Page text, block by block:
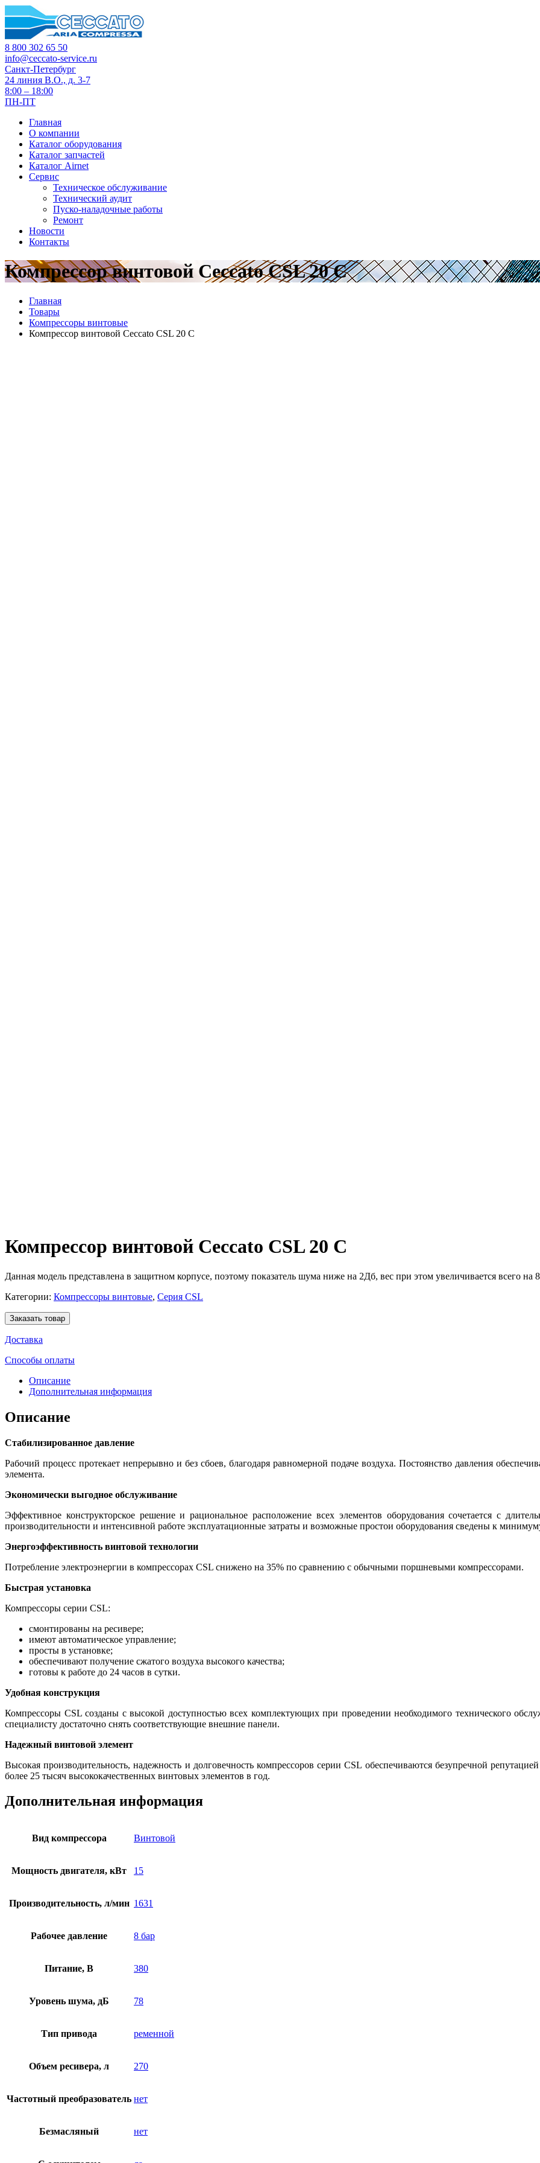
8 800 302 65 50
info@ceccato-service.ru
Санкт-Петербург
24 линия В.О., д. 3-7
8:00 – 18:00
ПН-ПТ
Главная
О компании
Каталог оборудования
Каталог запчастей
Каталог Airnet
Сервис
Техническое обслуживание
Технический аудит
Пуско-наладочные работы
Ремонт
Новости
Контакты
Компрессор винтовой Ceccato CSL 20 C
Главная
Товары
Компрессоры винтовые
Компрессор винтовой Ceccato CSL 20 C
Компрессор винтовой Ceccato CSL 20 C
Данная модель представлена в защитном корпусе, поэтому показатель шума ниже на 2Дб, вес при этом увеличивается всего на
Категории: Компрессоры винтовые, Серия CSL
Заказать товар
Доставка
Способы оплаты
Описание
Дополнительная информация
Описание
Стабилизированное давление
Рабочий процесс протекает непрерывно и без сбоев, благодаря равномерной подаче воздуха. Постоянство давления
элемента.
Экономически выгодное обслуживание
Эффективное конструкторское решение и рациональное расположение всех элементов оборудования сочетается с
производительности и интенсивной работе эксплуатационные затраты и возможные простои оборудования сведены к
Энергоэффективность винтовой технологии
Потребление электроэнергии в компрессорах CSL снижено на 35% по сравнению с обычными поршневыми компрессорами.
Быстрая установка
Компрессоры серии CSL:
смонтированы на ресивере;
имеют автоматическое управление;
просты в установке;
обеспечивают получение сжатого воздуха высокого качества;
готовы к работе до 24 часов в сутки.
Удобная конструкция
Компрессоры CSL созданы с высокой доступностью всех комплектующих при проведении необходимого технического
специалисту достаточно снять соответствующие внешние панели.
Надежный винтовой элемент
Высокая производительность, надежность и долговечность компрессоров серии CSL обеспечиваются безупречной
более 25 тысяч высококачественных винтовых элементов в год.
Дополнительная информация
Вид компрессора Винтовой
Мощность двигателя, кВт 15
Производительность, л/мин 1631
Рабочее давление 8 бар
Питание, В 380
Уровень шума, дБ 78
Тип привода ременной
Объем ресивера, л 270
Частотный преобразователь нет
Безмасляный нет